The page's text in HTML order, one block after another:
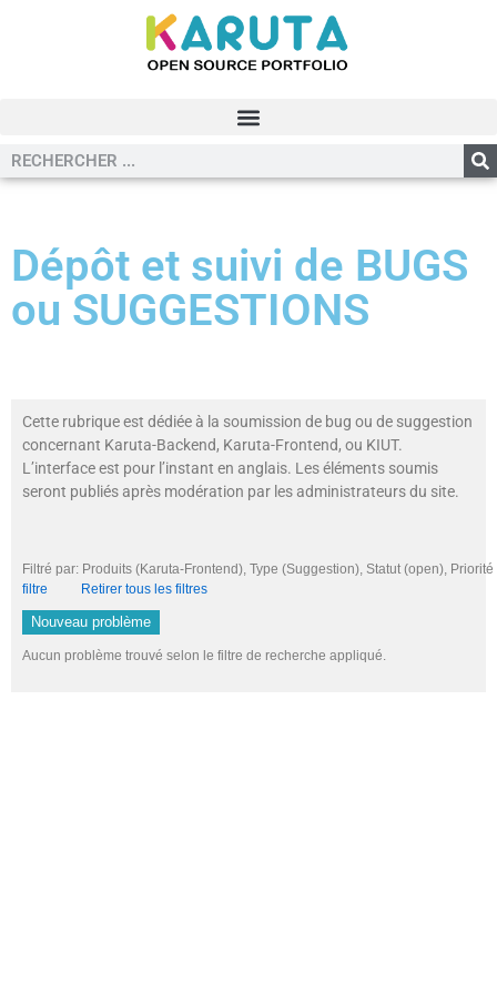
Dépôt et suivi de BUGS
ou SUGGESTIONS
Cette rubrique est dédiée à la soumission de bug ou de suggestion
concernant Karuta-Backend, Karuta-Frontend, ou KIUT.
L’interface est pour l’instant en anglais. Les éléments soumis
seront publiés après modération par les administrateurs du site.
Filtré par: Produits (Karuta-Frontend), Type (Suggestion), Statut (open),
filtre
Retirer tous les filtres
Nouveau problème
Aucun problème trouvé selon le filtre de recherche appliqué.